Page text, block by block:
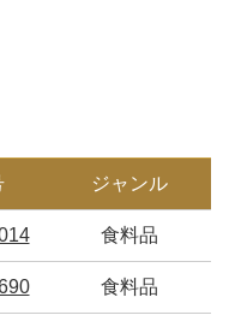
ジャンル
食料品
食料品